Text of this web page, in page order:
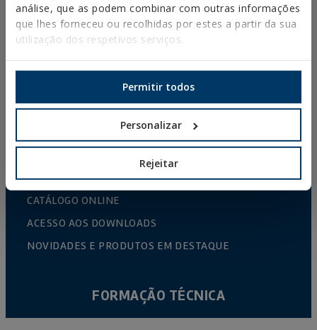
análise, que as podem combinar com outras informações
que lhes forneceu ou recolhidas por estes a partir da sua
utilização dos respetivos serviços.
Permitir todos
Personalizar
Rejeitar
ABRAÇADEIRAS PLÁSTICAS
PERFIS E SUPORTES
SISTEMAS DE INSTALAÇÃO E FIXAÇÕES PARA
VARÃO ROSCADO E ACESSÓRIOS DE FIXAÇÃO
FIXAÇÃO PARA SANITÁRIOS E CLIMATIZAÇÃO
DIY
CATÁLOGO ONLINE
ACESSO AOS DOWNLOADS
NOVIDADES E PRODUTOS EM DESTAQUE
FORMAÇÃO TÉCNICA